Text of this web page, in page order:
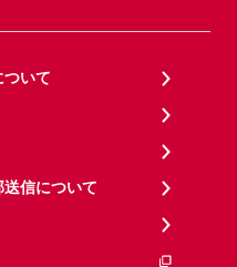
いて
信について